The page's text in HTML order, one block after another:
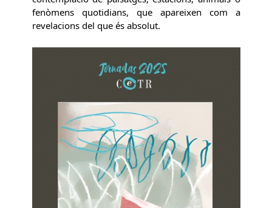
fenòmens quotidians, que apareixen com a
revelacions del que és absolut.